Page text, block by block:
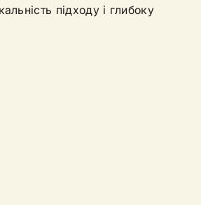
підходу і глибоку